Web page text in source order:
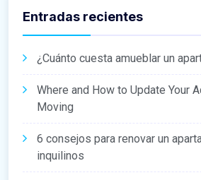
Entradas recientes
¿Cuánto cuesta amueblar un
Where and How to Update Your
Moving
6 consejos para renovar un
inquilinos